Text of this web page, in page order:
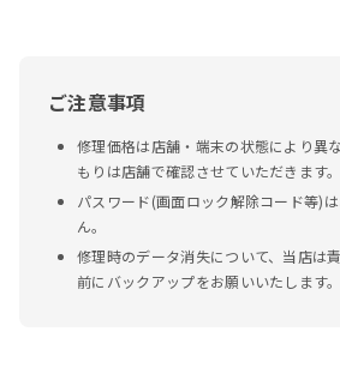
ご注意事項
修理価格は店舗・端末の状態により異
もりは店舗で確認させていただきます。
パスワード(画面ロック解除コード等)
ん。
修理時のデータ消失について、当店は
前にバックアップをお願いいたします。